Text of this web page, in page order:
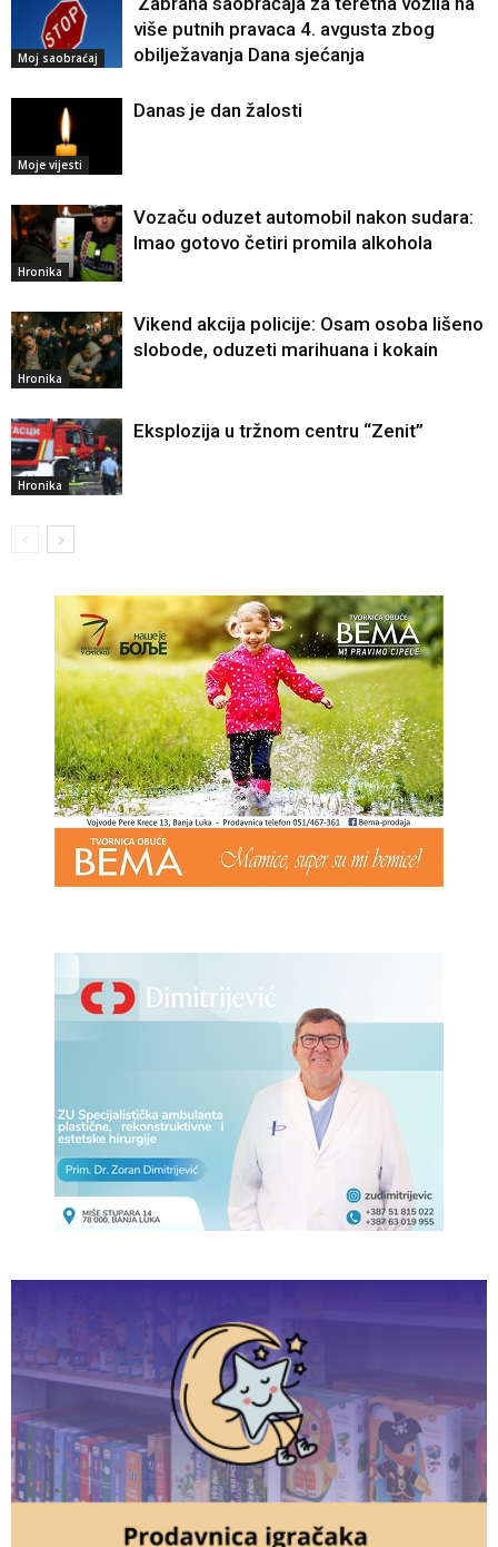
Moj saobraćaj
više putnih pravaca 4. avgusta zbog
obilježavanja Dana sjećanja
Moje vijesti
Danas je dan žalosti
Hronika
Vozaču oduzet automobil nakon sudara:
Imao gotovo četiri promila alkohola
Hronika
Vikend akcija policije: Osam osoba lišeno
slobode, oduzeti marihuana i kokain
Hronika
Eksplozija u tržnom centru “Zenit”